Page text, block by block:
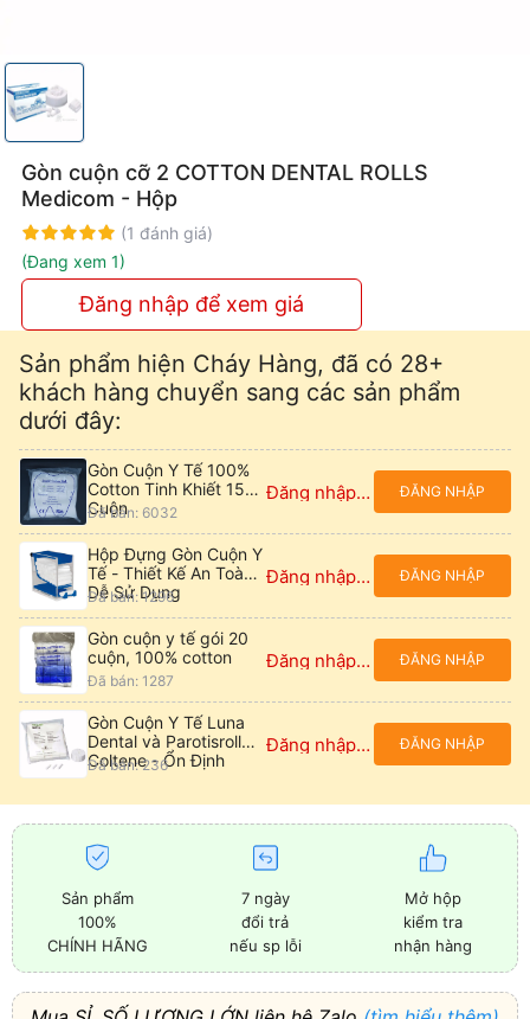
Gòn cuộn cỡ 2 COTTON DENTAL ROLLS
Medicom - Hộp
Rating: 100%
(1 đánh giá)
(Đang xem 1)
Đăng nhập để xem giá
Sản phẩm hiện Cháy Hàng, đã có 28+
khách hàng chuyển sang các sản phẩm
dưới đây:
Gòn Cuộn Y Tế 100%
Cotton Tinh Khiết 15
Cuộn
Đã bán: 6032
Đăng nhập để xem giá ĐĂNG NHẬP
Hộp Đựng Gòn Cuộn Y
Tế - Thiết Kế An Toàn,
Dễ Sử Dụng
Đã bán: 1296
Đăng nhập để xem giá ĐĂNG NHẬP
Gòn cuộn y tế gói 20
cuộn, 100% cotton
Đã bán: 1287
Đăng nhập để xem giá ĐĂNG NHẬP
Gòn Cuộn Y Tế Luna
Dental và Parotisroll
Coltene - Ổn Định
Đã bán: 236
Đăng nhập để xem giá ĐĂNG NHẬP
Sản phẩm
100%
CHÍNH HÃNG
7 ngày
đổi trả
nếu sp lỗi
Mở hộp
kiểm tra
nhận hàng